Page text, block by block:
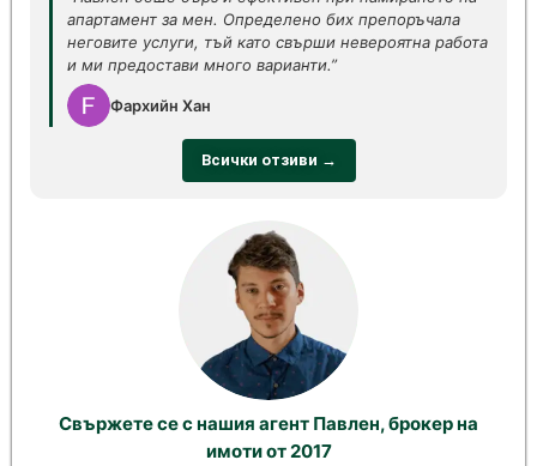
апартамент за мен. Определено бих препоръчала
неговите услуги, тъй като свърши невероятна работа
и ми предостави много варианти.”
Фархийн Хан
Всички отзиви →
Свържете се с нашия агент Павлен, брокер на
имоти от 2017